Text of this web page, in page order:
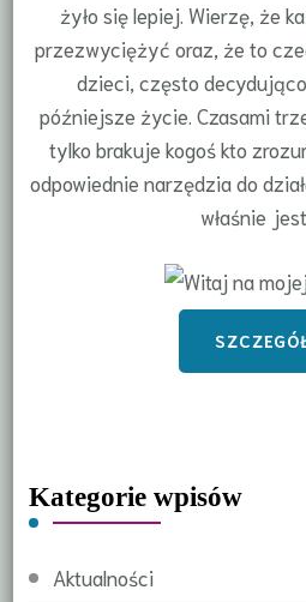
żyło się lepiej. Wierzę, że
przezwyciężyć oraz, że to
dzieci, często
późniejsze życie. Czasami
tylko brakuje kogoś kto
odpowiednie narzędzia do
właśnie
Kategorie wpisów
Aktualności